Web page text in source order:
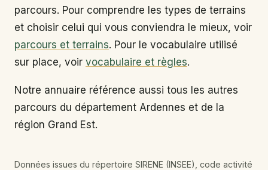
parcours. Pour comprendre les types de terrains
et choisir celui qui vous conviendra le mieux, voir
parcours et terrains. Pour le vocabulaire utilisé
sur place, voir vocabulaire et règles.
Notre annuaire référence aussi tous les autres
parcours du département Ardennes et de la
région Grand Est.
Données issues du répertoire SIRENE (INSEE), code activité